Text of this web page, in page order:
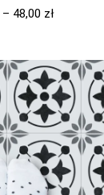
– 48,00 zł